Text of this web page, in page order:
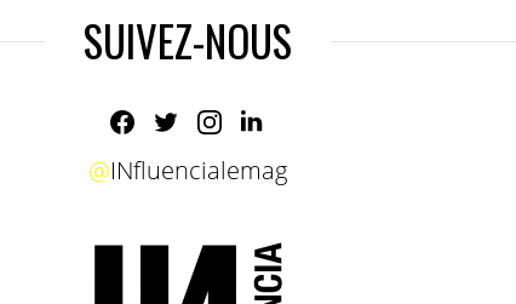
SUIVEZ-NOUS
@INfluencialemag